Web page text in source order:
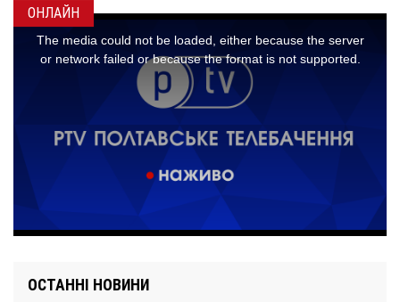
ОНЛАЙН
ОСТАННІ НОВИНИ